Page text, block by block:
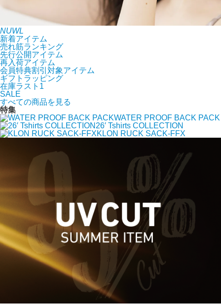
NUWL
新着アイテム
売れ筋ランキング
先行公開アイテム
再入荷アイテム
会員特典割引対象アイテム
ギフトラッピング
在庫ラスト1
SALE
すべての商品を見る
特集
WATER PROOF BACK PACK
26′ Tshirts COLLECTION
KLON RUCK SACK-FFX